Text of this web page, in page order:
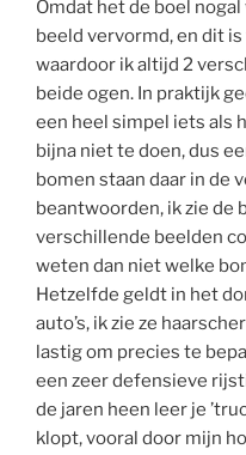
Omdat het de boel
beeld vervormd, en dit
waardoor ik altijd 2
beide ogen. In praktijk
een heel simpel iets als
bijna niet te doen, dus
bomen staan daar in de
beantwoorden, ik zie de
verschillende beelden
weten dan niet welke
Hetzelfde geldt in het
auto’s, ik zie ze
lastig om precies te
een zeer defensieve
de jaren heen leer je
klopt, vooral door mijn